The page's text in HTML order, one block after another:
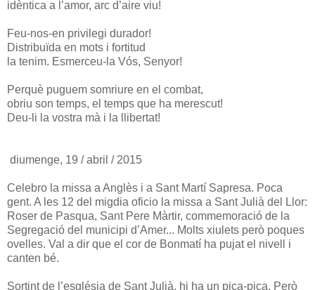
idèntica a l’amor, arc d’aire viu!
Feu-nos-en privilegi durador!
Distribuïda en mots i fortitud
la tenim. Esmerceu-la Vós, Senyor!
Perquè puguem somriure en el combat,
obriu son temps, el temps que ha merescut!
Deu-li la vostra mà i la llibertat!
diumenge, 19 / abril / 2015
Celebro la missa a Anglès i a Sant Martí Sapresa. Poca
gent. A les 12 del migdia oficio la missa a Sant Julià del Llor:
Roser de Pasqua, Sant Pere Màrtir, commemoració de la
Segregació del municipi d’Amer... Molts xiulets però poques
ovelles. Val a dir que el cor de Bonmatí ha pujat el nivell i
canten bé.
Sortint de l’església de Sant Julià, hi ha un pica-pica. Però